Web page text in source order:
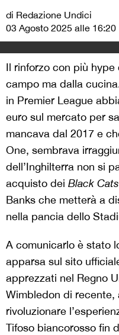
di Redazione Undici
03 Agosto 2025 alle 16:20
Il rinforzo con più
campo ma dalla
in Premier League
euro sul mercato per
mancava dal 2017 e
One, sembrava
dell’Inghilterra non si
acquisto dei Black Cats
Banks che metterà a
nella pancia dello
A comunicarlo è stato
apparsa sul sito
apprezzati nel Regno
Wimbledon di recente,
rivoluzionare
Tifoso biancorosso fin